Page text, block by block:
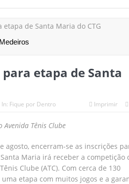
do trabalho e reivindicações
tênis, Facundo Diaz Acosta é o
as inscrições para a Sessão de
garante brasileiro nas quartas de
dá início às reuniões de 2026
e com a estreia de favoritos no São
etapa de Santa
In: Fique por Dentro Imprimir
Tênis Clube
agosto, encerram-se as inscrições
Maria irá receber a competição
Clube (ATC). Com cerca de 130
etapa com muitos jogos e a